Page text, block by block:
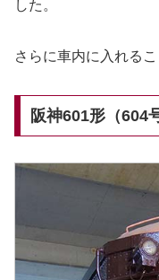
した。
さらに車内に入れる
阪神601形（604